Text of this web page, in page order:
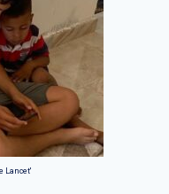
Lancet'